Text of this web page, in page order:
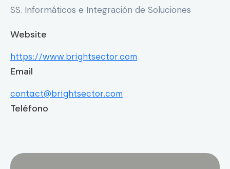
SS. Informáticos e Integración de Soluciones
Website
https://www.brightsector.com
Email
contact@brightsector.com
Teléfono